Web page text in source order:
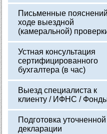
Письменные
ходе выездной
(камеральной)
Устная консультация
сертифицированного
бухгалтера (в час)
Выезд специалиста к
клиенту / ИФНС /
Подготовка уточненной
декларации